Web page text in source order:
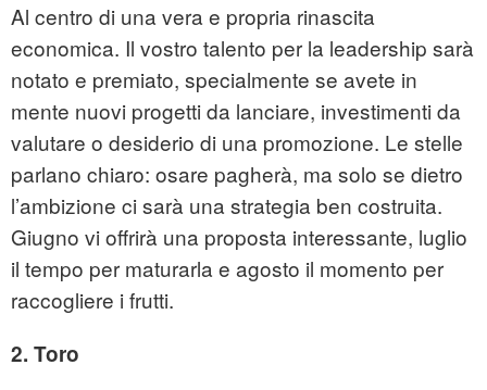
Al centro di una vera e propria rinascita
economica. Il vostro talento per la leadership sarà
notato e premiato, specialmente se avete in
mente nuovi progetti da lanciare, investimenti da
valutare o desiderio di una promozione. Le stelle
parlano chiaro: osare pagherà, ma solo se dietro
l’ambizione ci sarà una strategia ben costruita.
Giugno vi offrirà una proposta interessante, luglio
il tempo per maturarla e agosto il momento per
raccogliere i frutti.
2. Toro